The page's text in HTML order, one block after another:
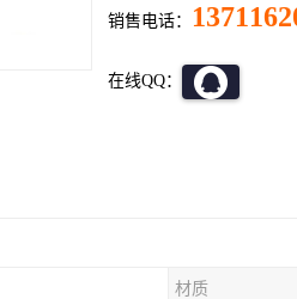
销售电话：
在线QQ：
材质